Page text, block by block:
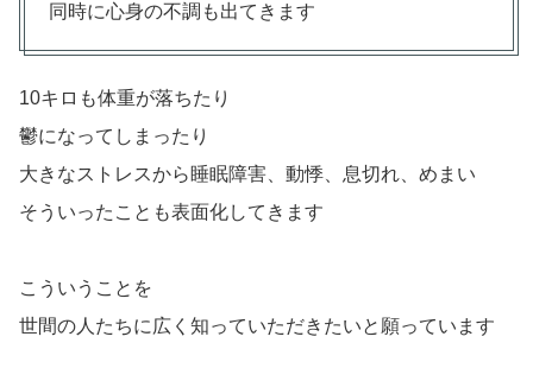
同時に心身の不調も出てきます
10キロも体重が落ちたり
鬱になってしまったり
大きなストレスから睡眠障害、動悸、息切れ、めまい
そういったことも表面化してきます
こういうことを
世間の人たちに広く知っていただきたいと願っています